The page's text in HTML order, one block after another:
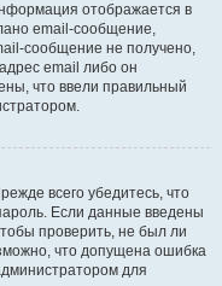
отображается в
email-сообщение,
сообщение не получено,
email либо он
что ввели правильный
всего убедитесь, что
Если данные введены
проверить, не был ли
что допущена ошибка
для